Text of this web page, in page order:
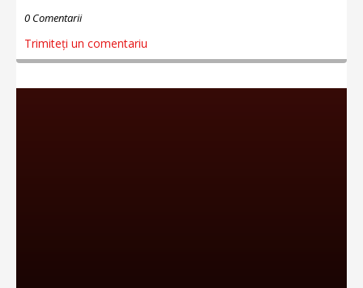
0 Comentarii
Trimiteți un comentariu